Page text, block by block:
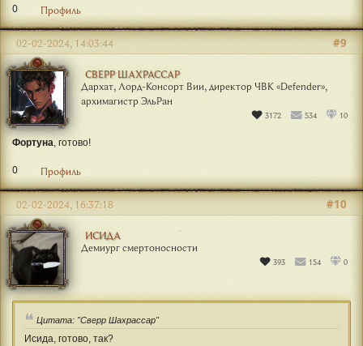
0 Профиль
СВЕРР ШАХРАССАР
Дархат, Лорд-Консорт Вии, директор ЧВК «Defender»,
архимагистр ЭльРан
3172 534 10
#9
02-02-2024, 14:03:44
Фортуна, готово!
0 Профиль
ИСИДА
Демиург смертоносности
393 154 0
#10
02-02-2024, 16:37:18
Цитата: "Сверр Шахрассар"
Исида, готово, так?